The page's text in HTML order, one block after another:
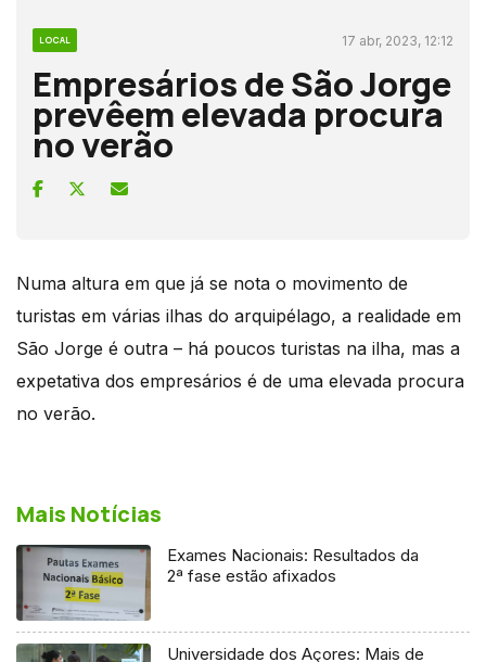
LOCAL 17 abr, 2023, 12:12
Empresários de São Jorge
prevêem elevada procura
no verão
Numa altura em que já se nota o movimento de
turistas em várias ilhas do arquipélago, a realidade em
São Jorge é outra – há poucos turistas na ilha, mas a
expetativa dos empresários é de uma elevada procura
no verão.
Mais Notícias
Exames Nacionais: Resultados da
2ª fase estão afixados
Universidade dos Açores: Mais de